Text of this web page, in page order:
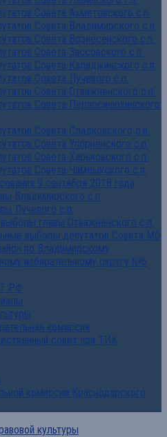
Совета Ахметовского с.п.
Совета Владимирского с.п.
Совета Вознесенского с.п.
Совета Зассовского с.п.
Совета Каладжинского с.п.
Совета Лучевого с.п.
Совета Отважненского с.п.
Совета Первосинюхинского
Совета Сладковского с.п.
Совета Упорненского с.п.
Совета Харьковского с.п.
Совета Чамлыкского с.п.
9 сентября 2018 года
Владимирского с.п.
Лучевого с.п.
главы Отважненского с.п.
выборы депутатов Совета МО
по Владимирскому
избирательному округу №6
РФ
комиссия
совет при ТИК
комиссии Краснодарского
культуры